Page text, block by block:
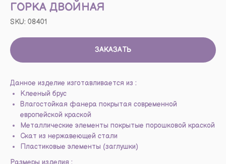
ГОРКА ДВОЙНАЯ
SKU: 08401
ЗАКАЗАТЬ
Данное изделие изготавливается из :
Клееный брус
Влагостойкая фанера покрытая современной
европейской краской
Металлические элементы покрытые порошковой краской
Скат из нержавеющей стали
Пластиковые элементы (заглушки)
Размеры изделия :